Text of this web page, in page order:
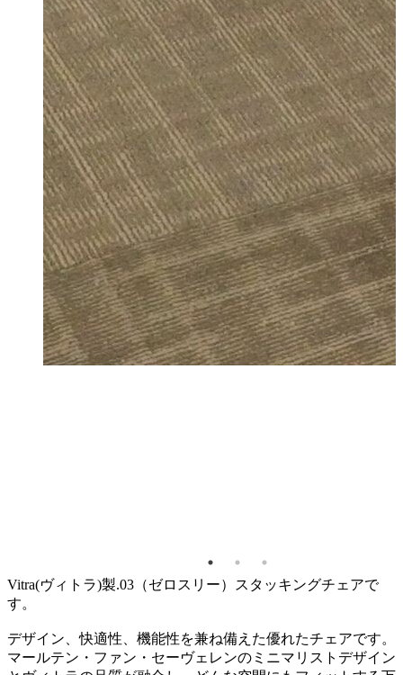
Vitra(ヴィトラ)製.03（ゼロスリー）スタッキングチェアで
す。
デザイン、快適性、機能性を兼ね備えた優れたチェアです。
マールテン・ファン・セーヴェレンのミニマリストデザイン